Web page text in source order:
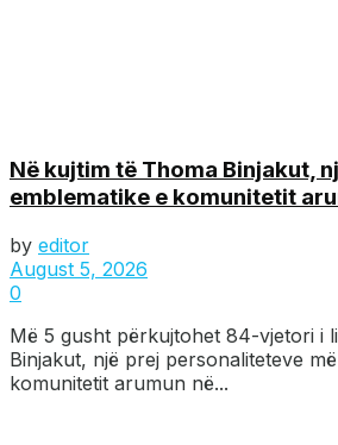
Në kujtim të Thoma Binjakut,
emblematike e komunitetit
by editor
August 5, 2026
0
Më 5 gusht përkujtohet 84-vjetori i
Binjakut, një prej personaliteteve
komunitetit arumun në...